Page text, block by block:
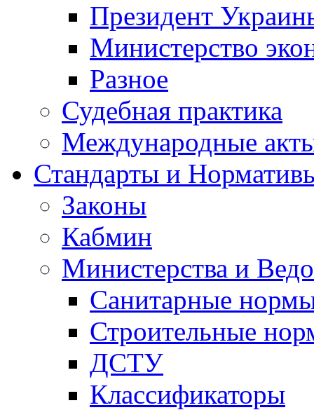
Президент
Министерство
Разное
Судебная практика
Международные
Стандарты и
Законы
Кабмин
Министерства и
Санитарные
Строительные
ДСТУ
Классификаторы